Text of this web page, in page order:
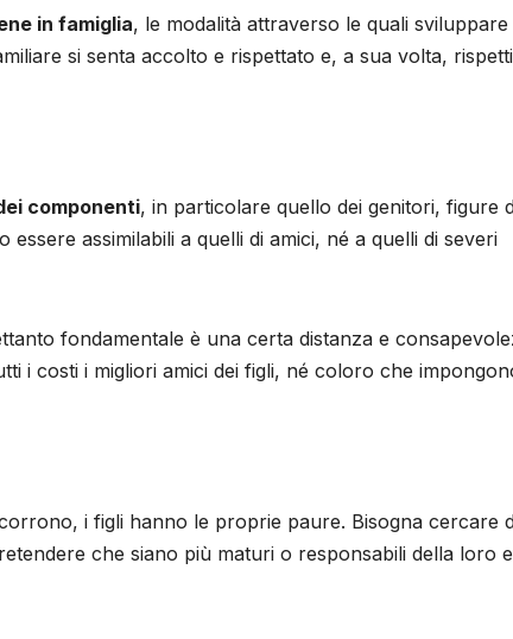
in famiglia, le modalità attraverso le quali
si senta accolto e rispettato e, a sua volta,
componenti, in particolare quello dei genitori, figure
assimilabili a quelli di amici, né a quelli di severi
fondamentale è una certa distanza e
i costi i migliori amici dei figli, né coloro che
i figli hanno le proprie paure. Bisogna cercare
che siano più maturi o responsabili della loro